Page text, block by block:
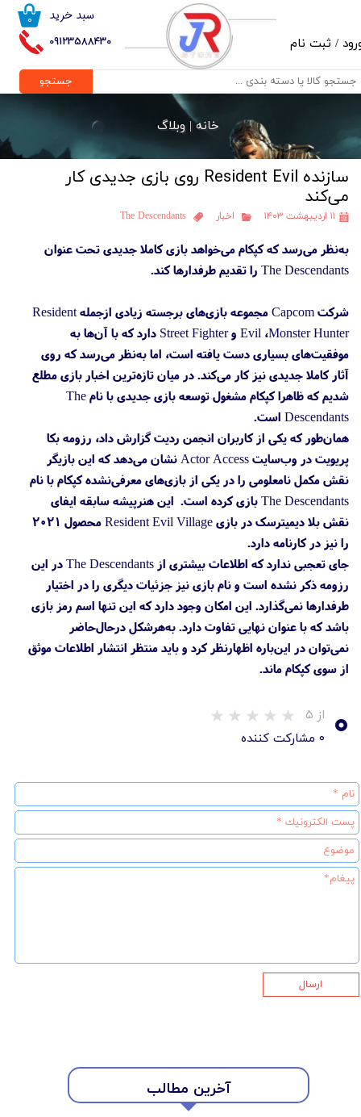
09123588430
۰ سبد خرید
/ ثبت نام
حساب کاربری من
تغییر گذر واژه
خروج از حساب کاربری
جستجو
خانه |وبلاگ
سازنده Resident Evil روی بازی جدیدی کار
می‌کند
۱۱ اردیبهشت ۱۴۰۳ اخبار The Descendants
به‌نظر می‌رسد که کپکام می‌خواهد بازی کاملا جدیدی تحت عنوان
The Descendants را تقدیم طرفدارها کند.
شرکت Capcom مجموعه بازی‌های برجسته زیادی ازجمله Resident
Evil ،Monster Hunter و Street Fighter دارد که با آن‌ها به
موفقیت‌های بسیاری دست یافته است، اما به‌نظر می‌رسد که روی
آثار کاملا جدیدی نیز کار می‌کند. در میان تازه‌ترین اخبار بازی مطلع
شدیم که ظاهرا کپکام مشغول توسعه بازی جدیدی با نام The
Descendants است.
همان‌طور که یکی از کاربران انجمن ردیت گزارش داد، رزومه بکا
پریویت در وب‌سایت Actor Access نشان می‌دهد که این بازیگر
نقش مکمل نامعلومی را در یکی از بازی‌های معرفی‌نشده کپکام با نام
The Descendants بازی کرده است. این هنرپیشه سابقه ایفای
نقش بلا دیمیترسک در بازی Resident Evil Village محصول ۲۰۲۱
را نیز در کارنامه دارد.
جای تعجبی ندارد که اطلاعات بیشتری از The Descendants در این
رزومه ذکر نشده است و نام بازی نیز جزئیات دیگری را در اختیار
طرفدارها نمی‌گذارد. این امکان وجود دارد که این تنها اسم رمز بازی
باشد که با عنوان نهایی تفاوت دارد. به‌هرشکل درحال‌حاضر
نمی‌توان در این‌باره اظهارنظر کرد و باید منتظر انتشار اطلاعات موثق
از سوی کپکام ماند.
۰ از ۵
۰ مشارکت کننده
آخرین مطالب
ارسال